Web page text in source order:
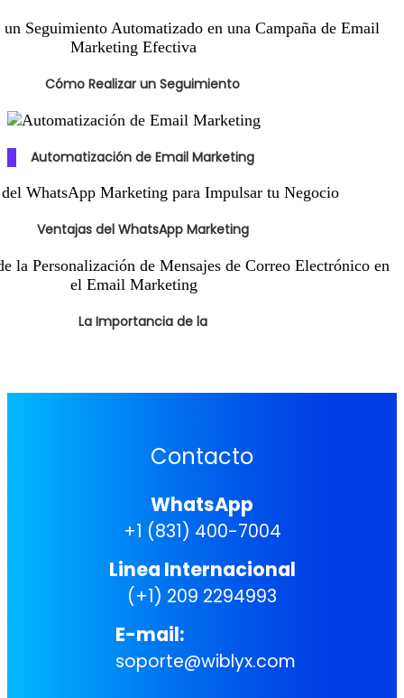
Cómo Realizar un Seguimiento
Automatización de Email Marketing
Ventajas del WhatsApp Marketing
La Importancia de la
Contacto
WhatsApp
+1 (831) 400-7004
Linea Internacional
(+1) 209 2294993
E-mail:
soporte@wiblyx.com